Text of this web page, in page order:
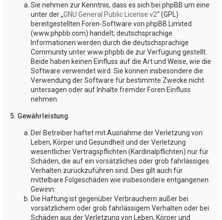
Sie nehmen zur Kenntnis, dass es sich bei phpBB um eine
unter der „GNU General Public License v2“ (GPL)
bereitgestellten Foren-Software von phpBB Limited
(www.phpbb.com) handelt; deutschsprachige
Informationen werden durch die deutschsprachige
Community unter www.phpbb.de zur Verfügung gestellt.
Beide haben keinen Einfluss auf die Art und Weise, wie die
Software verwendet wird. Sie können insbesondere die
Verwendung der Software für bestimmte Zwecke nicht
untersagen oder auf Inhalte fremder Foren Einfluss
nehmen.
5. Gewährleistung
Der Betreiber haftet mit Ausnahme der Verletzung von
Leben, Körper und Gesundheit und der Verletzung
wesentlicher Vertragspflichten (Kardinalpflichten) nur für
Schäden, die auf ein vorsätzliches oder grob fahrlässiges
Verhalten zurückzuführen sind. Dies gilt auch für
mittelbare Folgeschäden wie insbesondere entgangenen
Gewinn.
Die Haftung ist gegenüber Verbrauchern außer bei
vorsätzlichem oder grob fahrlässigem Verhalten oder bei
Schäden aus der Verletzung von Leben, Körper und